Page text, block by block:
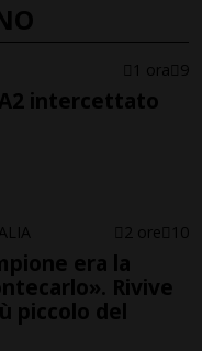
1 ora 9
intercettato
2 ore 10
era la
Rivive
piccolo del